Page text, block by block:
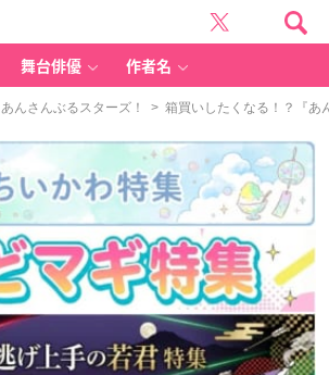
舞台俳優 作者名
あんさんぶるスターズ！ > 箱買いしたくなる！？『あ